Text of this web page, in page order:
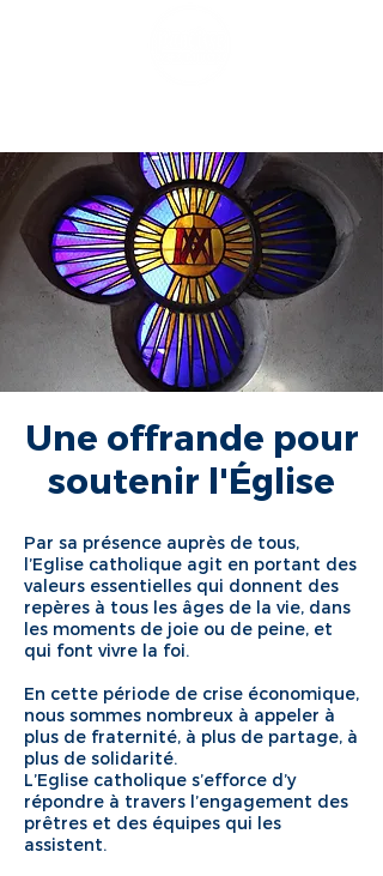
Une offrande pour
soutenir l'Église
Par sa présence auprès de tous,
l’Eglise catholique agit en portant des
valeurs essentielles qui donnent des
repères à tous les âges de la vie, dans
les moments de joie ou de peine, et
qui font vivre la foi.
En cette période de crise économique,
nous sommes nombreux à appeler à
plus de fraternité, à plus de partage, à
plus de solidarité.
L’Eglise catholique s’efforce d’y
répondre à travers l’engagement des
prêtres et des équipes qui les
assistent.